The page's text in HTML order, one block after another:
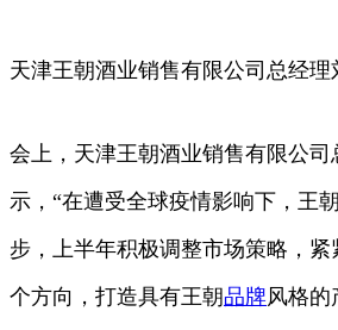
天津王朝酒业销售有限公司总经理
会上，天津王朝酒业销售有限公司
示，“在遭受全球疫情影响下，王
步，上半年积极调整市场策略，
个方向，打造具有王朝品牌风格的